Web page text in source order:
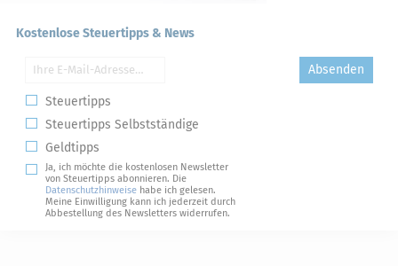
Kostenlose Steuertipps & News
Absenden
Steuertipps
Steuertipps Selbstständige
Geldtipps
Ja, ich möchte die kostenlosen Newsletter
von Steuertipps abonnieren. Die
Datenschutzhinweise habe ich gelesen.
Meine Einwilligung kann ich jederzeit durch
Abbestellung des Newsletters widerrufen.